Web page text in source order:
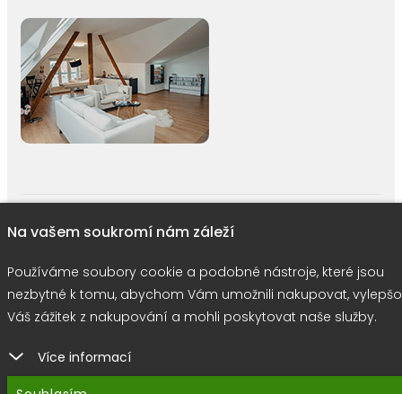
Používáme soubory cookie
Na vašem soukromí nám záleží
Používáme soubory cookie a podobné nástroje, které jsou
nezbytné k tomu, abychom Vám umožnili nakupovat,
Váš zážitek z nakupování a mohli poskytovat naše služby.
Více informací